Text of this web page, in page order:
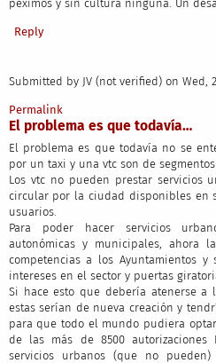
peximos y sin cultura ninguna. Un
Reply
Submitted by JV (not verified) on Wed,
Permalink
El problema es que todavía…
El problema es que todavía no se
por un taxi y una vtc son de
Los vtc no pueden prestar servicios
circular por la ciudad disponibles en
usuarios.
Para poder hacer servicios
autonómicas y municipales, ahora
competencias a los Ayuntamientos
intereses en el sector y puertas
Si hace esto que debería atenerse a
estas serían de nueva creación y
para que todo el mundo pudiera
de las más de 8500 autorizaciones
servicios urbanos (que no